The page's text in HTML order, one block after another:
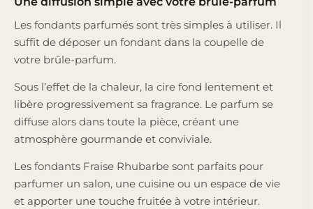
Les fondants parfumés sont très simples à utiliser. Il
suffit de déposer un fondant dans la coupelle de
votre brûle-parfum.
Sous l’effet de la chaleur, la cire fond lentement et
libère progressivement sa fragrance. Le parfum se
diffuse alors dans toute la pièce, créant une
atmosphère gourmande et conviviale.
Les fondants Fraise Rhubarbe sont parfaits pour
parfumer un salon, une cuisine ou un espace de vie
et apporter une touche fruitée à votre intérieur.